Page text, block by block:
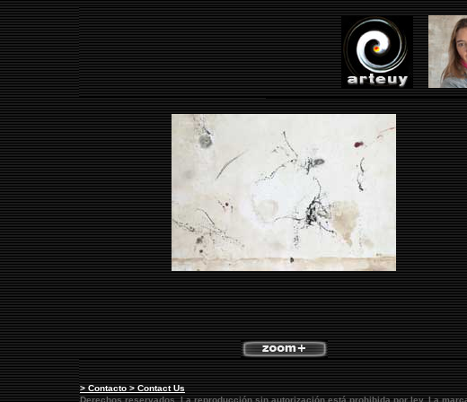
> Contacto > Contact Us
Derechos reservados. La reproducción sin autorización está prohibida por ley. La